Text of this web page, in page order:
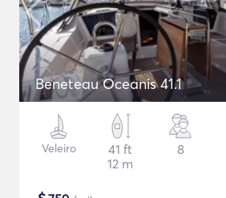
Beneteau Oceanis 41.1
Veleiro
41 ft
12 m
8